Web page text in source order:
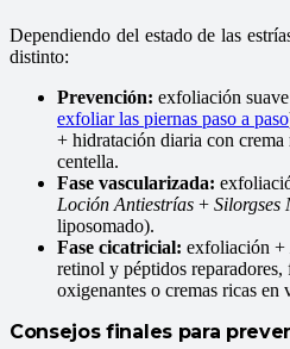
Dependiendo del estado de las
distinto:
Prevención: exfoliación
exfoliar las piernas paso a paso
+ hidratación diaria con
centella.
Fase vascularizada:
Loción Antiestrías + Silorgses
liposomado).
Fase cicatricial: exfoliación +
retinol y péptidos
oxigenantes o cremas ricas en
Consejos finales para